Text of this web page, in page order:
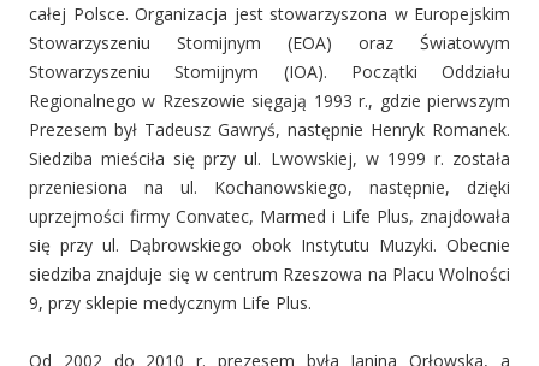
całej Polsce. Organizacja jest stowarzyszona w Europejskim
Stowarzyszeniu Stomijnym (EOA) oraz Światowym
Stowarzyszeniu Stomijnym (IOA). Początki Oddziału
Regionalnego w Rzeszowie sięgają 1993 r., gdzie pierwszym
Prezesem był Tadeusz Gawryś, następnie Henryk Romanek.
Siedziba mieściła się przy ul. Lwowskiej, w 1999 r. została
przeniesiona na ul. Kochanowskiego, następnie, dzięki
uprzejmości firmy Convatec, Marmed i Life Plus, znajdowała
się przy ul. Dąbrowskiego obok Instytutu Muzyki. Obecnie
siedziba znajduje się w centrum Rzeszowa na Placu Wolności
9, przy sklepie medycznym Life Plus.
Od 2002 do 2010 r. prezesem była Janina Orłowska, a